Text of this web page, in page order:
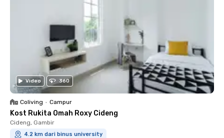
Video 360
Coliving • Campur
Kost Rukita Omah Roxy Cideng
Cideng, Gambir
4.2 km dari binus university